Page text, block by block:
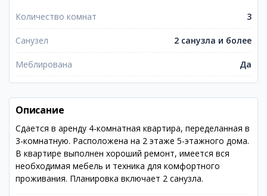
Количество комнат 3
Санузел 2 санузла и более
Меблирована Да
Описание
Сдается в аренду 4-комнатная квартира, переделанная в
3-комнатную. Расположена на 2 этаже 5-этажного дома.
В квартире выполнен хороший ремонт, имеется вся
необходимая мебель и техника для комфортного
проживания. Планировка включает 2 санузла.